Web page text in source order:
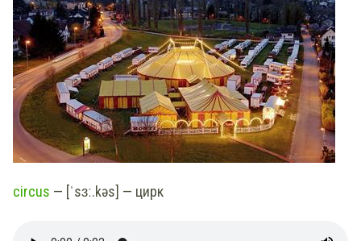
circus — [ˈsɜː.kəs] — цирк